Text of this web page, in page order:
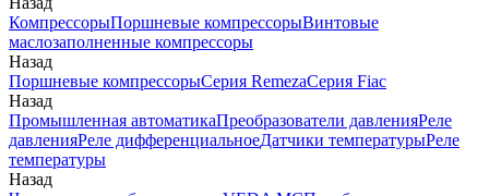
КомпрессорыПоршневые компрессорыВинтовые
маслозаполненные компрессоры
Назад
Поршневые компрессорыСерия RemezaСерия Fiac
Назад
Промышленная автоматикаПреобразователи давленияРеле
давленияРеле дифференциальноеДатчики температурыРеле
температуры
Назад